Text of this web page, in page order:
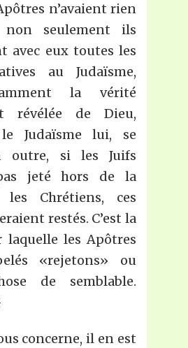
n’avaient rien
non seulement ils
avec eux toutes les
au Judaïsme,
la vérité
révélée de Dieu,
Judaïsme lui, se
outre, si les Juifs
jeté hors de la
les Chrétiens, ces
restés. C’est la
laquelle les Apôtres
«rejetons» ou
de semblable.
concerne, il en est